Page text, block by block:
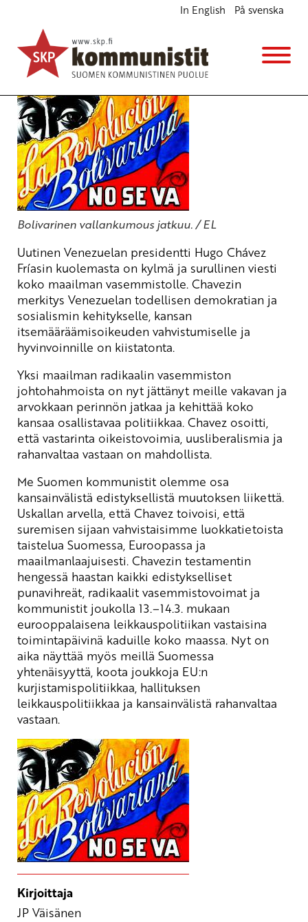
In English På svenska
Hugo Chávezin perintö
Blogi
6.3.2013 - 16:11
Bolivarinen vallankumous jatkuu. / EL
Uutinen Venezuelan presidentti Hugo Chávez
Fríasin kuolemasta on kylmä ja surullinen viesti
koko maailman vasemmistolle. Chavezin
merkitys Venezuelan todellisen demokratian ja
sosialismin kehitykselle, kansan
itsemääräämisoikeuden vahvistumiselle ja
hyvinvoinnille on kiistatonta.
Yksi maailman radikaalin vasemmiston
johtohahmoista on nyt jättänyt meille vakavan ja
arvokkaan perinnön jatkaa ja kehittää koko
kansaa osallistavaa politiikkaa. Chavez osoitti,
että vastarinta oikeistovoimia, uusliberalismia ja
rahanvaltaa vastaan on mahdollista.
Me Suomen kommunistit olemme osa
kansainvälistä edistyksellistä muutoksen liikettä.
Uskallan arvella, että Chavez toivoisi, että
suremisen sijaan vahvistaisimme luokkatietoista
taistelua Suomessa, Euroopassa ja
maailmanlaajuisesti. Chavezin testamentin
hengessä haastan kaikki edistykselliset
punavihreät, radikaalit vasemmistovoimat ja
kommunistit joukolla 13.–14.3. mukaan
eurooppalaisena leikkauspolitiikan vastaisina
toimintapäivinä kaduille koko maassa. Nyt on
aika näyttää myös meillä Suomessa
yhtenäisyyttä, koota joukkoja EU:n
kurjistamispolitiikkaa, hallituksen
leikkauspolitiikkaa ja kansainvälistä rahanvaltaa
vastaan.
Kirjoittaja
JP Väisänen